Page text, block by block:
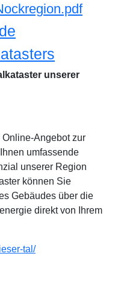
unserer
Angebot zur
umfassende
unserer Region
können Sie
Gebäudes über die
direkt von Ihrem
tal/